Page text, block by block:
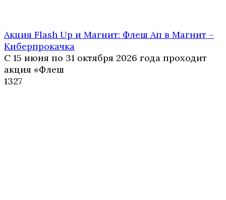
Акция Flash Up и Магнит: Флеш Ап в Магнит –
Киберпрокачка
С 15 июня по 31 октября 2026 года проходит
акция «Флеш
1327